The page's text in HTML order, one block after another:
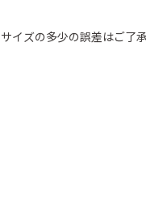
サイズの多少の誤差はご了